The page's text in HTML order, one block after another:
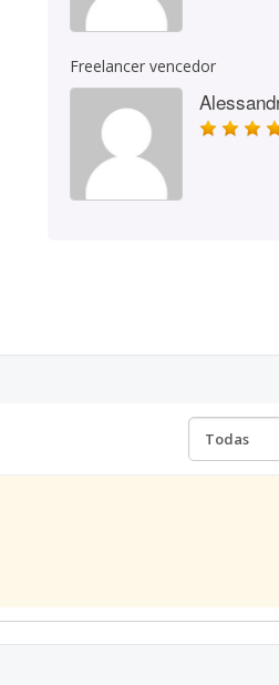
Freelancer vencedor